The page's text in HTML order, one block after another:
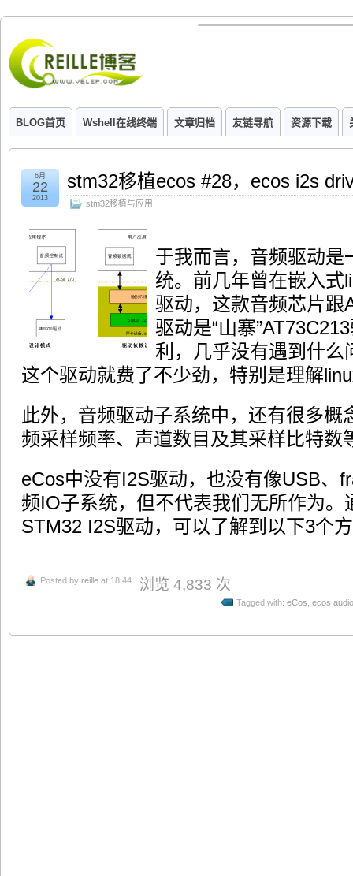
BLOG首页 Wshell在线终端 文章归档 友链导航 资源下载
stm32移植ecos #28，ecos i2s
stm32移植与应用
6月
22
2013
于我而言，音频驱动是
统。前几年曾在嵌入式
驱动，这款音频芯片跟
驱动是“山寨
利，几乎没有遇到什么
这个驱动就费了不少劲，特别是理解
此外，音频驱动子系统中，还有很多概
频采样频率、声道数目及其采样比特数
eCos中没有I2S驱动，也没有像USB、
频IO子系统，但不代表我们无所作为。
STM32 I2S驱动，可以了解到以下3个
Posted by reille at 18:44 浏览 4,833 次
Tagged with: eCos ecos